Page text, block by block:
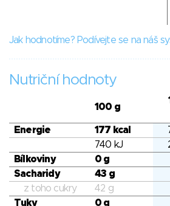
Jak hodnotíme? Podívejte se na náš
Nutriční hodnoty
100 g
Energie 177 kcal
740 kJ
Bílkoviny
0 g
Sacharidy
43 g
z toho cukry
42 g
Tuky
0 g